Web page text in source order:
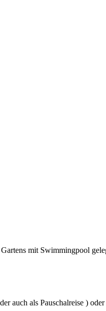
mit Swimmingpool
auch als Pauschalreise )